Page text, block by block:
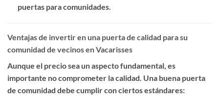
puertas para comunidades.
Ventajas de invertir en una puerta de calidad para su
comunidad de vecinos en Vacarisses
Aunque el precio sea un aspecto fundamental, es
importante no comprometer la calidad. Una buena puerta
de comunidad debe cumplir con ciertos estándares: